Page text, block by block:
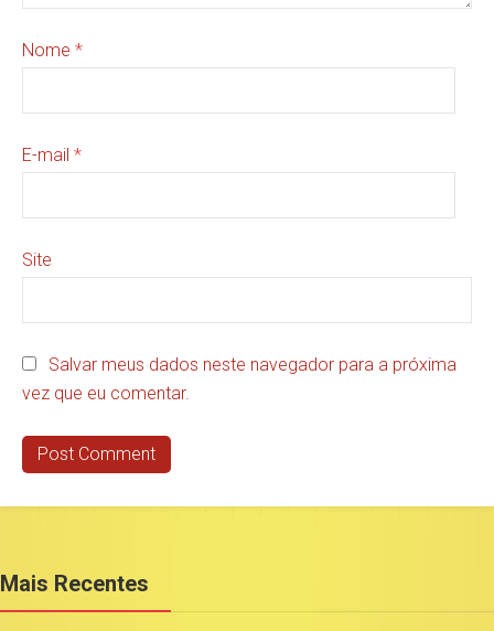
Nome *
E-mail *
Site
Salvar meus dados neste navegador para a próxima
vez que eu comentar.
Mais Recentes